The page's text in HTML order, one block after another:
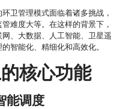
卫管理模式面临着诸多挑战，
难度大等。在这样的背景下，
、大数据、人工智能、卫星遥
智能化、精细化和高效化。
核心功能
能调度